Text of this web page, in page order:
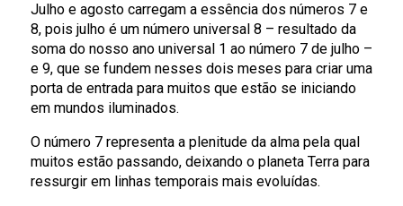
Julho e agosto carregam a essência dos números 7 e
8, pois julho é um número universal 8 – resultado da
soma do nosso ano universal 1 ao número 7 de julho –
e 9, que se fundem nesses dois meses para criar uma
porta de entrada para muitos que estão se iniciando
em mundos iluminados.
O número 7 representa a plenitude da alma pela qual
muitos estão passando, deixando o planeta Terra para
ressurgir em linhas temporais mais evoluídas.